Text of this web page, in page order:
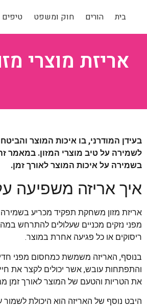
בית הורים חוק ומשפט טיפים
אריזת מוצרי
בעידן המודרני, בו איכות המוצר
לשמירה על טיב מוצרי המזון. במאמר
בשמירה על איכות המוצר לאורך זמן.
איך אריזה משפיעה
אריזת מזון משחקת תפקיד מכריע בשמירה
מפני נזקים מכניים שעלולים להתרחש
ריסוקים או כל פגיעה אחרת במוצר.
בנוסף, האריזה משמשת כמחסום מפני
והתפתחות עובש, אשר יכולים לקצר את
את הטריות והטעם של המוצר לאורך זמן
היבט נוסף של האריזה הוא היכולת לשמור